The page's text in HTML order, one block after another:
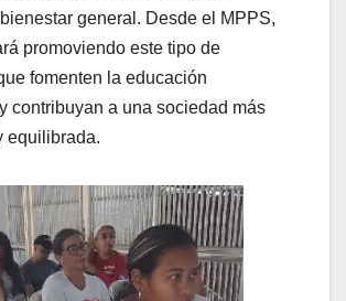
general. Desde el MPPS,
promoviendo este tipo de
fomenten la educación
contribuyan a una sociedad más
equilibrada.